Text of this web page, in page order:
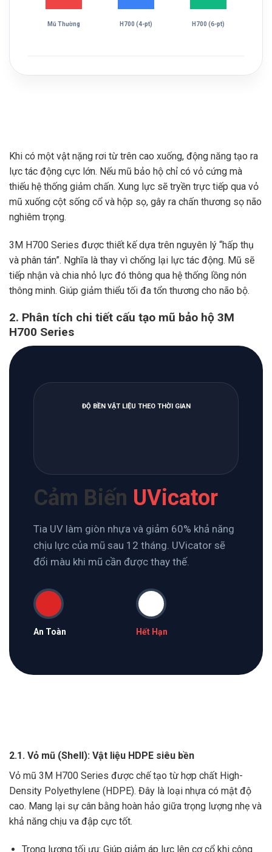
Mũ Thường H700 (4-pt) H700 (6-pt)
Khi có một vật nặng rơi từ trên cao xuống, động năng tạo ra
lực tác động cực lớn. Nếu mũ bảo hộ chỉ có vỏ cứng mà
thiếu hệ thống giảm chấn. Xung lực sẽ tryền trực tiếp qua vỏ
mũ xuống cột sống cổ và hộp sọ, gây ra chấn thương sọ não
nghiêm trọng.
3M H700 Series được thiết kế dựa trên nguyên lý “hấp thụ
và phân tán”. Nghĩa là thay vì chống lại lực tác động. Mũ sẽ
tiếp nhận và chia nhỏ lực đó thông qua hệ thống lồng nón
thông minh. Giúp giảm thiểu tối đa tổn thương cho não bộ.
2. Phân tích chi tiết cấu tạo mũ bảo hộ 3M
H700 Series
Cảm Biến UVicator
Tia UV làm giòn nhựa và giảm 60% khả năng
chịu lực của mũ sau 12 tháng. UVicator sẽ
đổi màu khi mũ cần được thay thế.
An Toàn Hết Hạn
ĐỘ BỀN VẬT LIỆU THEO THỜI GIAN
2.1. Vỏ mũ (Shell): Vật liệu HDPE siêu bền
Vỏ mũ 3M H700 Series được chế tạo từ hợp chất High-
Density Polyethylene (HDPE). Đây là loại nhựa có mật độ
cao. Mang lại sự cân bằng hoàn hảo giữa trọng lượng nhẹ và
khả năng chịu va đập cực tốt.
Trọng lượng tối ưu: Giúp giảm áp lực lên cơ cổ khi công